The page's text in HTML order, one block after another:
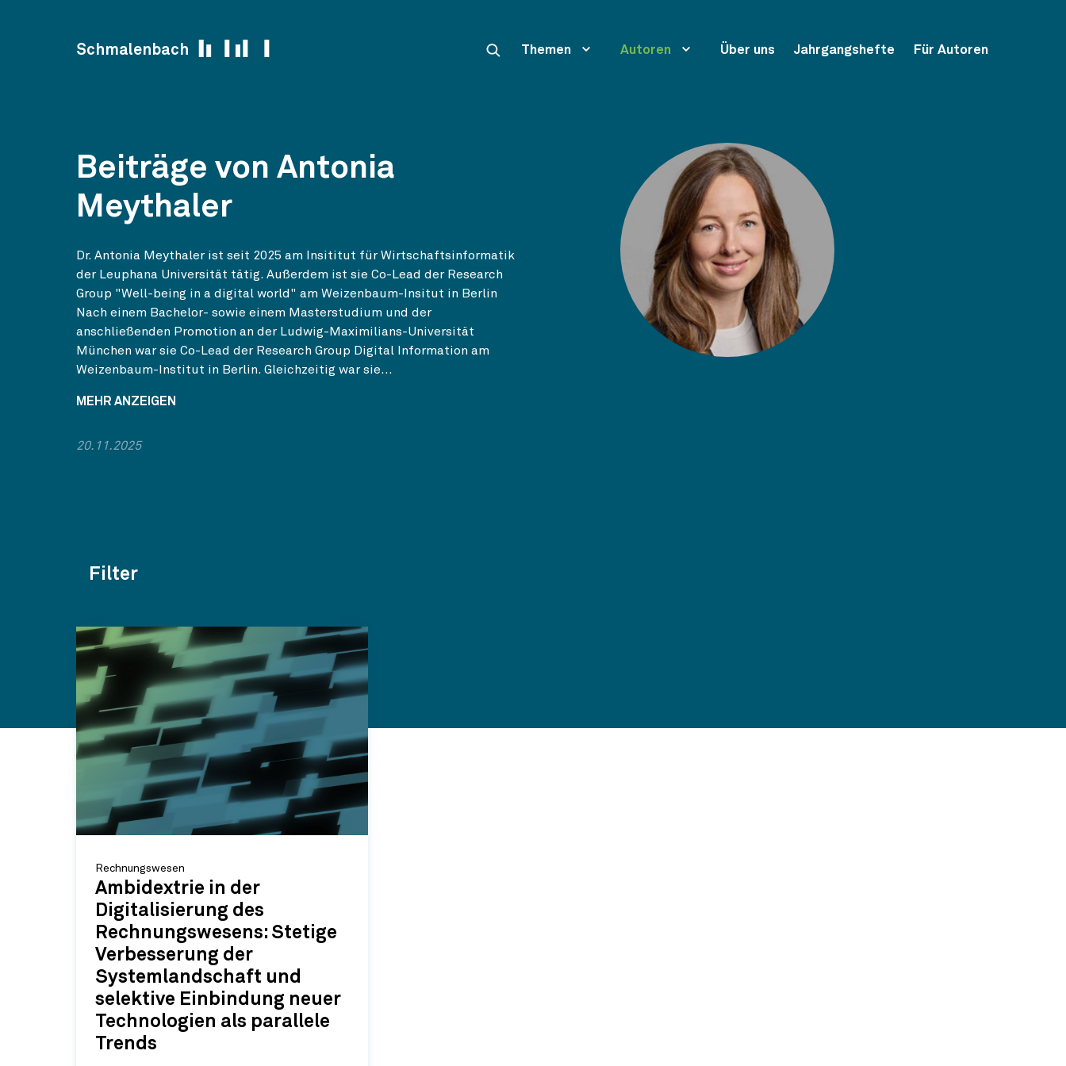
Schmalenbach Themen Autoren Über uns Jahrgangshefte Für Autoren
Beiträge von Antonia
Meythaler
Dr. Antonia Meythaler ist seit 2025 am Insititut für Wirtschaftsinformatik
der Leuphana Universität tätig. Außerdem ist sie Co-Lead der Research
Group "Well-being in a digital world" am Weizenbaum-Insitut in Berlin
Nach einem Bachelor- sowie einem Masterstudium und der
anschließenden Promotion an der Ludwig-Maximilians-Universität
München war sie Co-Lead der Research Group Digital Information am
Weizenbaum-Institut in Berlin. Gleichzeitig war sie...
MEHR ANZEIGEN
20.11.2025
Filter
Rechnungswesen
Ambidextrie in der
Digitalisierung des
Rechnungswesens: Stetige
Verbesserung der
Systemlandschaft und
selektive Einbindung neuer
Technologien als parallele
Trends